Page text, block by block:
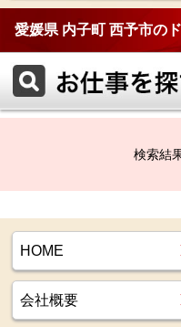
愛媛県 内子町 西予市の
検索結
HOME
会社概要